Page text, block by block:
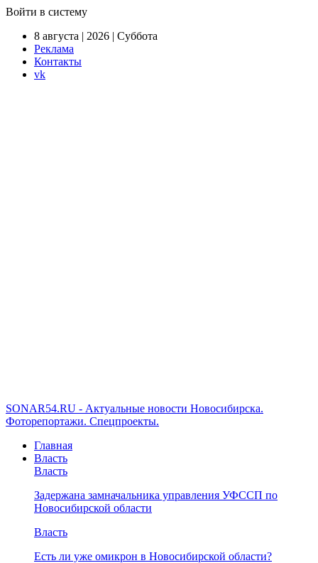
Войти в систему
8 августа | 2026 | Суббота
Реклама
Контакты
vk
SONAR54.RU - Актуальные новости Новосибирска.
Фоторепортажи. Спецпроекты.
Главная
Власть
Власть
Задержана замначальника управления УФССП по
Новосибирской области
Власть
Есть ли уже омикрон в Новосибирской области?